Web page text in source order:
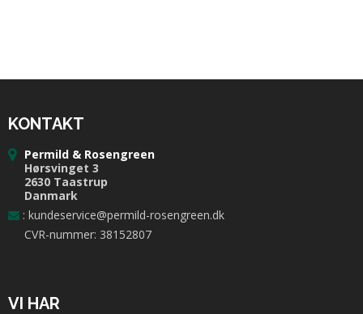
KONTAKT
Permild & Rosengreen
Hørsvinget 3
2630 Taastrup
Danmark
: kundeservice@permild-rosengreen.dk
CVR-nummer: 38152807
VI HAR